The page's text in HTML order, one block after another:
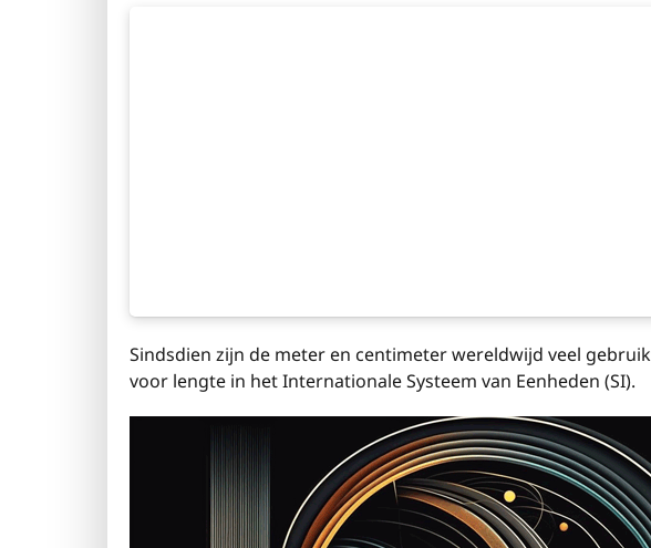
Sindsdien zijn de meter en centimeter wereldwijd veel
voor lengte in het Internationale Systeem van Eenheden (SI).